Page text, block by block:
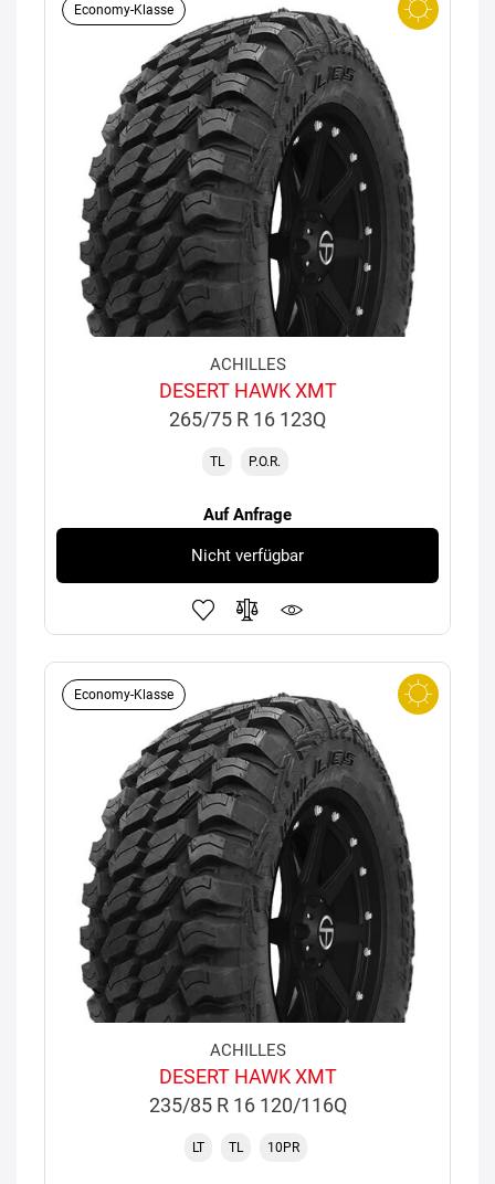
Economy-Klasse
ACHILLES
DESERT HAWK XMT
265/75 R 16 123Q
TL P.O.R.
Auf Anfrage
Nicht verfügbar
Economy-Klasse
ACHILLES
DESERT HAWK XMT
235/85 R 16 120/116Q
LT TL 10PR